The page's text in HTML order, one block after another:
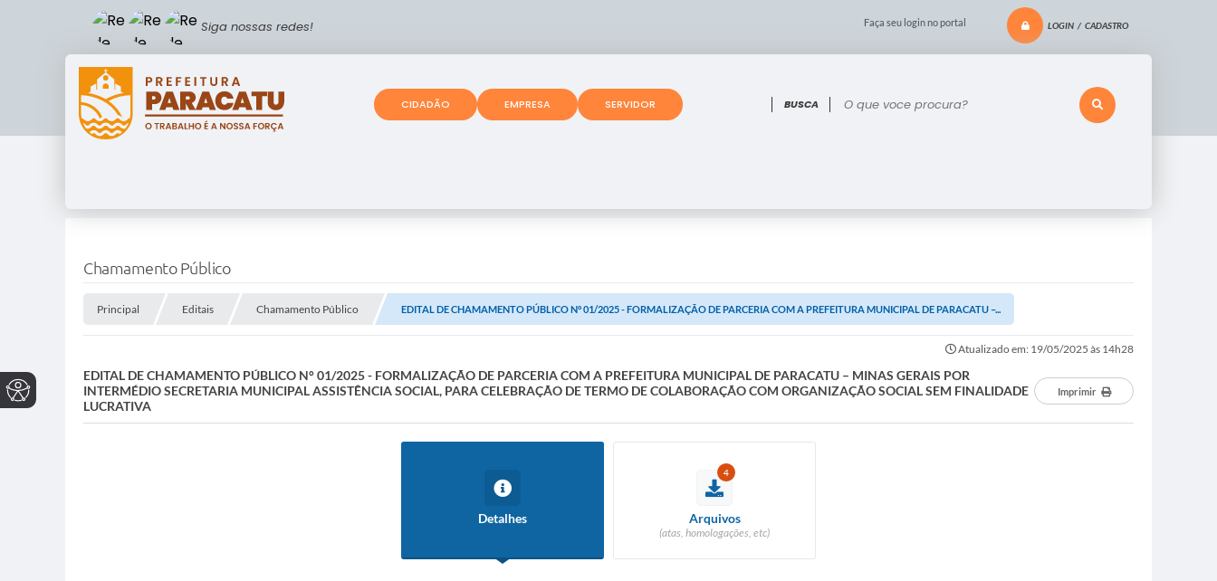
Faça seu login no portal LOGIN / CADASTRO
O que voce procura?
Siga nossas redes!
CIDADÃO EMPRESA SERVIDOR
Chamamento Público
Principal Editais Chamamento Público EDITAL DE CHAMAMENTO PÚBLICO N° 01/2025 - FORMALIZAÇÃO DE PARCERIA COM A PREFEITURA MUNICIPAL DE PARACATU –...
Atualizado em: 19/05/2025 às 14h28
EDITAL DE CHAMAMENTO PÚBLICO N° 01/2025 - FORMALIZAÇÃO DE PARCERIA COM A PREFEITURA MUNICIPAL DE PARACATU – MINAS GERAIS POR
INTERMÉDIO SECRETARIA MUNICIPAL ASSISTÊNCIA SOCIAL, PARA CELEBRAÇÃO DE TERMO DE COLABORAÇÃO COM ORGANIZAÇÃO SOCIAL SEM FINALIDADE
LUCRATIVA
Imprimir
Detalhes
4
Arquivos
(atas, homologações, etc)